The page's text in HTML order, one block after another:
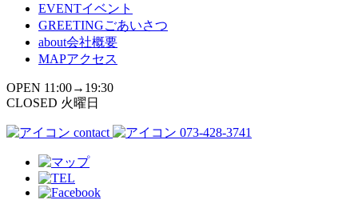
EVENTイベント
GREETINGごあいさつ
about会社概要
MAPアクセス
OPEN 11:00→19:30
CLOSED 火曜日
contact 073-428-3741